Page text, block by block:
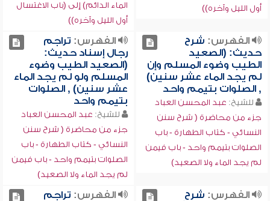
أول الليل وآخره))
الماء الدائم) إلى (باب الاغتسال
أول الليل وآخره))
الفهرس: شرح
حديث: (الصعيد
الطيب وضوء المسلم وإن
لم يجد الماء عشر سنين)
, الصلوات بتيمم واحد
للشيخ: عبد المحسن العباد
جزء من محاضرة ( شرح سنن
النسائي - كتاب الطهارة - باب
الصلوات بتيمم واحد - باب فيمن
لم يجد الماء ولا الصعيد)
الفهرس: تراجم
رجال إسناد حديث:
(الصعيد الطيب وضوء
المسلم ولو لم يجد الماء
عشر سنين) , الصلوات
بتيمم واحد
للشيخ: عبد المحسن العباد
جزء من محاضرة ( شرح سنن
النسائي - كتاب الطهارة - باب
الصلوات بتيمم واحد - باب فيمن
لم يجد الماء ولا الصعيد)
الفهرس: شرح
الفهرس: تراجم